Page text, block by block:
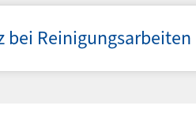
bei Reinigungsarbeiten